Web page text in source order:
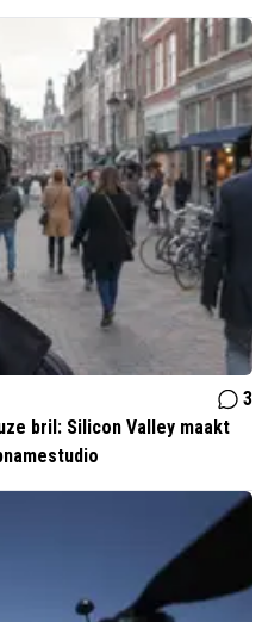
3
bril: Silicon Valley maakt